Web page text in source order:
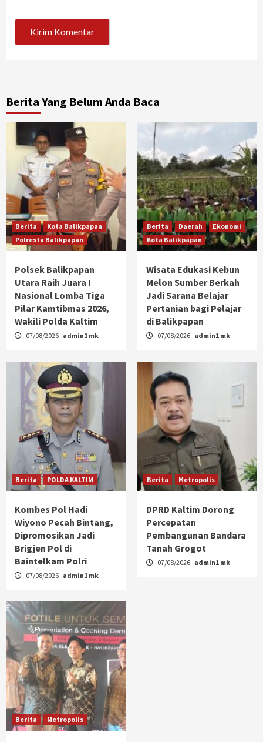
Berita Yang Belum Anda Baca
Berita
Kota Balikpapan
Polresta Balikpapan
Polsek Balikpapan
Utara Raih Juara I
Nasional Lomba Tiga
Pilar Kamtibmas 2026,
Wakili Polda Kaltim
07/08/2026 admin1 mk
Berita Daerah
Ekonomi
Kota Balikpapan
Wisata Edukasi Kebun
Melon Sumber Berkah
Jadi Sarana Belajar
Pertanian bagi Pelajar
di Balikpapan
07/08/2026 admin1 mk
Berita POLDA KALTIM
Kombes Pol Hadi
Wiyono Pecah Bintang,
Dipromosikan Jadi
Brigjen Pol di
Baintelkam Polri
07/08/2026 admin1 mk
Berita Metropolis
DPRD Kaltim Dorong
Percepatan
Pembangunan Bandara
Tanah Grogot
07/08/2026 admin1 mk
Berita Metropolis